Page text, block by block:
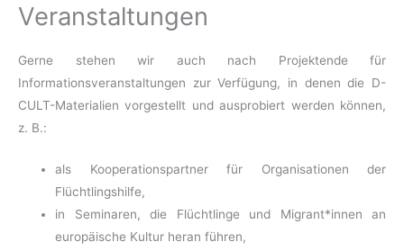
Veranstaltungen
Gerne stehen wir auch nach Projektende für
Informationsveranstaltungen zur Verfügung, in denen die D-
CULT-Materialien vorgestellt und ausprobiert werden können,
z. B.:
als Kooperationspartner für Organisationen der
Flüchtlingshilfe,
in Seminaren, die Flüchtlinge und Migrant*innen an
europäische Kultur heran führen,